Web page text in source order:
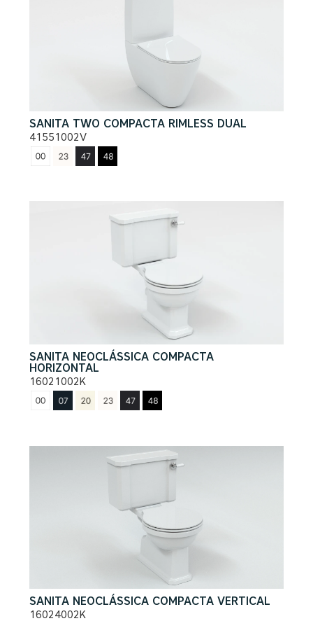
SANITA TWO COMPACTA RIMLESS DUAL
41551002V
SANITA NEOCLÁSSICA COMPACTA
HORIZONTAL
16021002K
SANITA NEOCLÁSSICA COMPACTA VERTICAL
16024002K